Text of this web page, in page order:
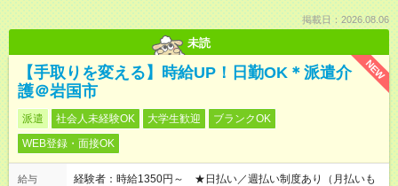
掲載日：2026.08.06
未読
NEW
【手取りを変える】時給UP！日勤OK＊派遣介
護＠岩国市
派遣 社会人未経験OK 大学生歓迎
ブランクOK
WEB登録・面接OK
給与
経験者：時給1350円～ ★日払い／週払い制度あり（月払いも